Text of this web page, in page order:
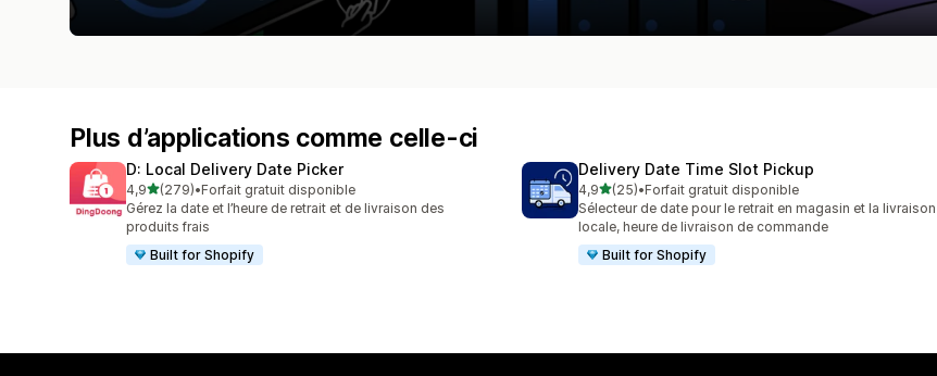
Plus d’applications comme celle-ci
D: Local Delivery Date Picker
4,9étoile(s) sur 5
(279)
279 avis au total
•Forfait gratuit disponible
Gérez la date et l’heure de retrait et de livraison des
produits frais
Built for Shopify
Delivery Date Time Slot Pickup
4,9étoile(s) sur 5
(25)
25 avis au total
•Forfait gratuit disponible
Sélecteur de date pour le retrait en magasin et la livraison
locale, heure de livraison de commande
Built for Shopify